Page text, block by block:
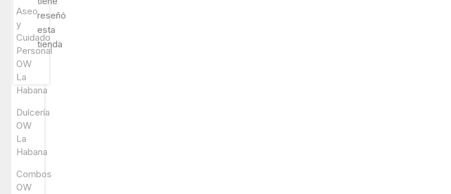
reseñó
esta
tienda
Aseo
y
Cuidado
Personal
OW
La
Habana
Dulcería
OW
La
Habana
Combos
OW